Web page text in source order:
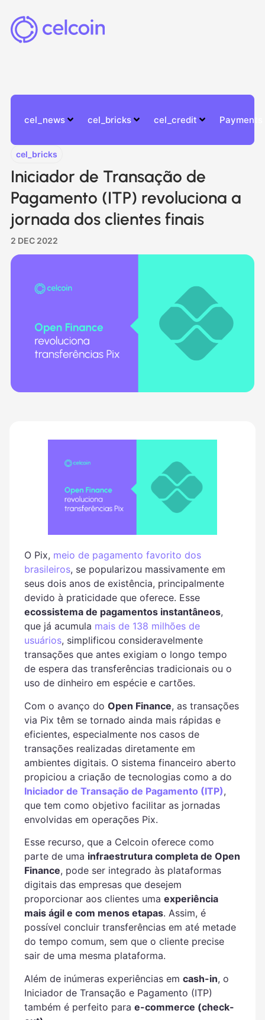
cel_news cel_bricks cel_credit Payments
cel_bricks
Iniciador de Transação de
Pagamento (ITP) revoluciona a
jornada dos clientes finais
2 DEC 2022
O Pix, meio de pagamento favorito dos
brasileiros, se popularizou massivamente em
seus dois anos de existência, principalmente
devido à praticidade que oferece. Esse
ecossistema de pagamentos instantâneos,
que já acumula mais de 138 milhões de
usuários, simplificou consideravelmente
transações que antes exigiam o longo tempo
de espera das transferências tradicionais ou o
uso de dinheiro em espécie e cartões.
Com o avanço do Open Finance, as transações
via Pix têm se tornado ainda mais rápidas e
eficientes, especialmente nos casos de
transações realizadas diretamente em
ambientes digitais. O sistema financeiro aberto
propiciou a criação de tecnologias como a do
Iniciador de Transação de Pagamento (ITP),
que tem como objetivo facilitar as jornadas
envolvidas em operações Pix.
Esse recurso, que a Celcoin oferece como
parte de uma infraestrutura completa de Open
Finance, pode ser integrado às plataformas
digitais das empresas que desejem
proporcionar aos clientes uma experiência
mais ágil e com menos etapas. Assim, é
possível concluir transferências em até metade
do tempo comum, sem que o cliente precise
sair de uma mesma plataforma.
Além de inúmeras experiências em cash-in, o
Iniciador de Transação e Pagamento (ITP)
também é perfeito para e-commerce (check-